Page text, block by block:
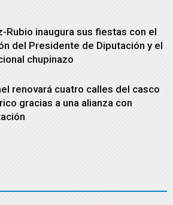
Rubio inaugura sus fiestas con el
del Presidente de Diputación y el
chupinazo
renovará cuatro calles del casco
gracias a una alianza con